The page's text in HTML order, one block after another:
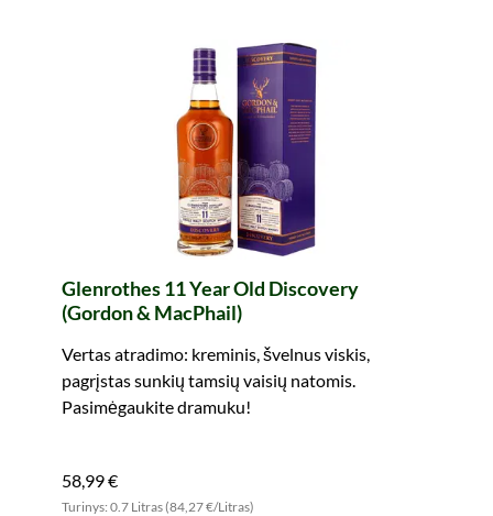
Glenrothes 11 Year Old Discovery
(Gordon & MacPhail)
Vertas atradimo: kreminis, švelnus viskis,
pagrįstas sunkių tamsių vaisių natomis.
Pasimėgaukite dramuku!
58,99 €
Turinys: 0.7 Litras (84,27 €/Litras)